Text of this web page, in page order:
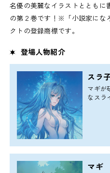
名優の美麗なイラストとともに
の第２巻です！※「小説家にな
クトの登録商標です。
登場人物紹介
スラ
マギが
なスラ
マギ